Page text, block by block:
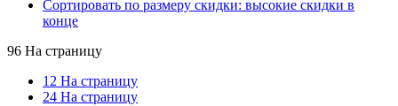
Сортировать по размеру скидки: высокие скидки в
конце
96 На страницу
12 На страницу
24 На страницу